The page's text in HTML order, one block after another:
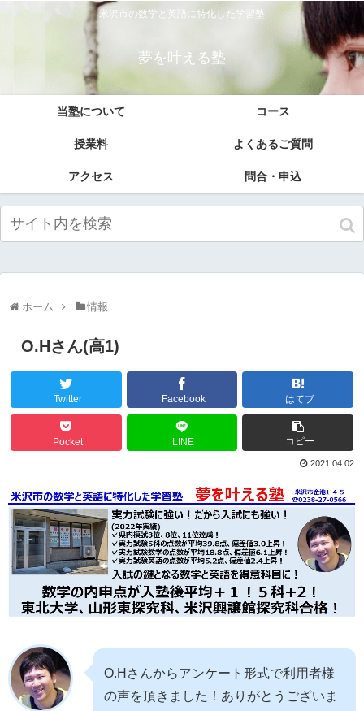
米沢市の数学と英語に特化した学習塾
夢を叶える塾
当塾について コース
授業料 よくあるご質問
アクセス 問合・申込
ホーム 情報
O.Hさん(高1)
Twitter Facebook はてブ
Pocket LINE コピー
2021.04.02
O.Hさんからアンケート形式で利用者様
の声を頂きました！ありがとうございま